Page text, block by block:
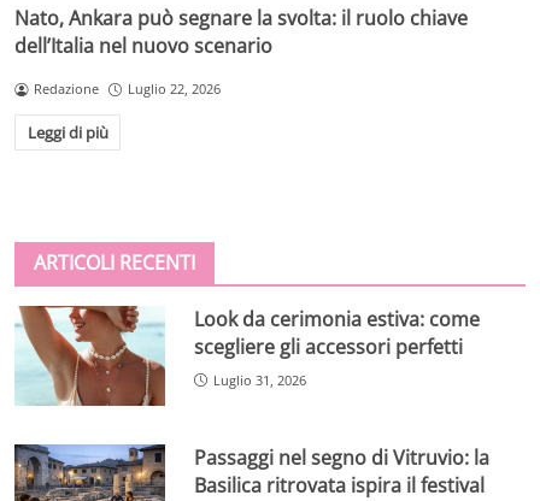
Nato, Ankara può segnare la svolta: il ruolo chiave
dell’Italia nel nuovo scenario
Redazione Luglio 22, 2026
Leggi di più
ARTICOLI RECENTI
Look da cerimonia estiva: come
scegliere gli accessori perfetti
Luglio 31, 2026
Passaggi nel segno di Vitruvio: la
Basilica ritrovata ispira il festival